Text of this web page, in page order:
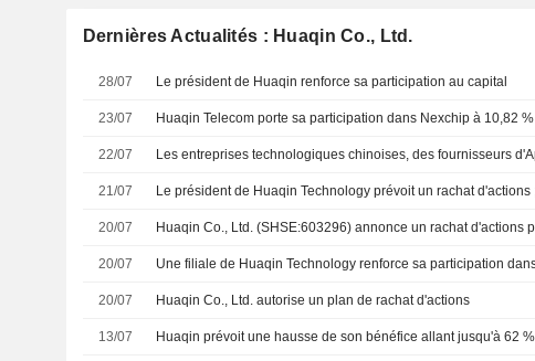
Dernières Actualités : Huaqin Co., Ltd.
28/07 Le président de Huaqin renforce sa participation au capital
23/07 Huaqin Telecom porte sa participation dans Nexchip à 10,82 %
22/07
21/07
20/07
20/07
20/07 Huaqin Co., Ltd. autorise un plan de rachat d'actions
13/07